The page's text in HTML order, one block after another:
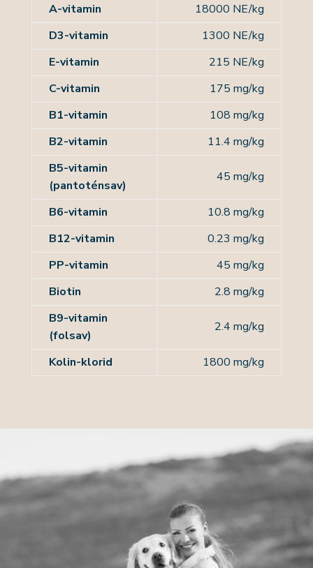
A-vitamin
18000 NE/kg
D3-vitamin
1300 NE/kg
E-vitamin
215 NE/kg
C-vitamin
175 mg/kg
B1-vitamin
108 mg/kg
B2-vitamin
11.4 mg/kg
B5-vitamin
(pantoténsav)
45 mg/kg
B6-vitamin
10.8 mg/kg
B12-vitamin
0.23 mg/kg
PP-vitamin
45 mg/kg
Biotin
2.8 mg/kg
B9-vitamin
(folsav)
2.4 mg/kg
Kolin-klorid 1800 mg/kg